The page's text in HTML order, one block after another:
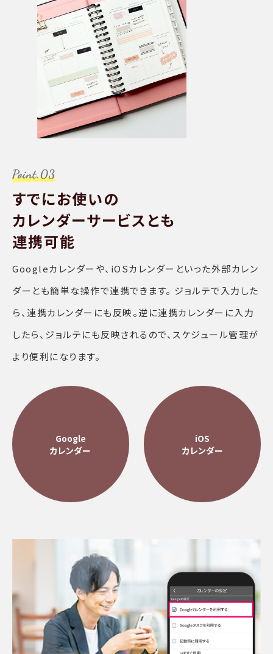
すでにお使いの
カレンダーサービスとも
連携可能
Googleカレンダーや、iOSカレンダーといった外部カレン
ダーとも簡単な操作で連携できます。 ジョルテで入力した
ら、連携カレンダーにも反映。逆に連携カレンダーに入力
したら、ジョルテにも反映されるので、スケジュール管理が
より便利になります。
Google
カレンダー
iOS
カレンダー